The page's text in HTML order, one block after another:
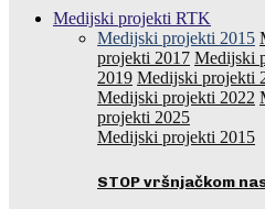
Medijski projekti RTK
Medijski projekti 2015
projekti 2017 Medijski
2019 Medijski projekti
Medijski projekti 2022
projekti 2025
Medijski projekti 2015
STOP vršnjačkom